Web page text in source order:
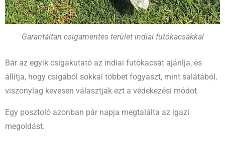
Garantáltan csigamentes terület indiai futókacsákkal
Bár az egyik csigakutató az indiai futókacsát ajánlja, és
állítja, hogy csigából sokkal többet fogyaszt, mint salátából,
viszonylag kevesen választják ezt a védekezési módot.
Egy posztoló azonban pár napja megtalálta az igazi
megoldást.